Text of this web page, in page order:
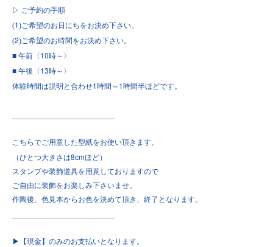
▷ ご予約の手順
(1)ご希望のお日にちをお決め下さい。
(2)ご希望のお時間をお決め下さい。
■ 午前〈10時～〉
■ 午後〈13時～〉
体験時間は説明と合わせ1時間～ 1時間半ほどです。
こちらでご用意した型紙をお使い頂きます。
（ひとつ大きさは8cmほど）
スタンプや装飾道具を用意しておりますので
ご自由に装飾をお楽しみ下さいませ。
作陶後、色見本からお色を決めて頂き、終了となります。
▶︎
【現金】のみのお支払いとなります。